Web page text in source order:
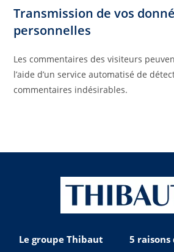
Transmission de vos
personnelles
Les commentaires des visiteurs
l’aide d’un service automatisé de
commentaires indésirables.
Le groupe Thibaut 5